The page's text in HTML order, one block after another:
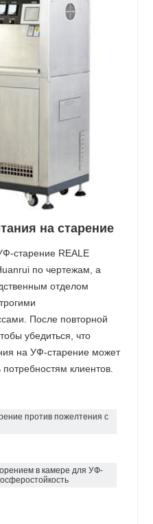
на старение
старение REALE
по чертежам, а
отделом
После повторной
убедиться, что
на УФ-старение может
клиентов.
против пожелтения с
в камере для УФ-